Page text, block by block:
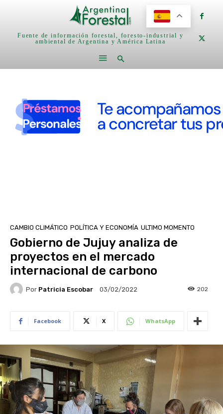
Fuente de información forestal, foresto-industrial y
ambiental de Argentina y América Latina
CAMBIO CLIMÁTICO POLÍTICA Y ECONOMÍA ULTIMO MOMENTO
Gobierno de Jujuy analiza de
proyectos en el mercado
internacional de carbono
Por Patricia Escobar 03/02/2022 202
Facebook X WhatsApp